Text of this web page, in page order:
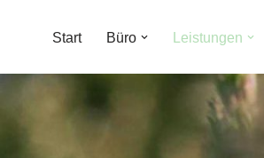
Start Büro Leistungen